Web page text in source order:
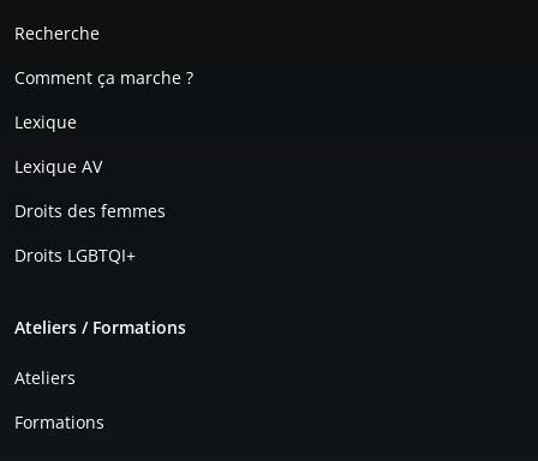
Recherche
Comment ça marche ?
Lexique
Lexique AV
Droits des femmes
Droits LGBTQI+
Ateliers / Formations
Ateliers
Formations